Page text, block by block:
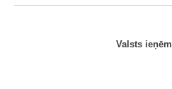
Valsts